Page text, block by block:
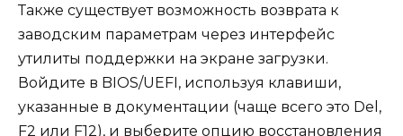
Также существует возможность возврата к
заводским параметрам через интерфейс
утилиты поддержки на экране загрузки.
Войдите в BIOS/UEFI, используя клавиши,
указанные в документации (чаще всего это Del,
F2 или F12), и выберите опцию восстановления